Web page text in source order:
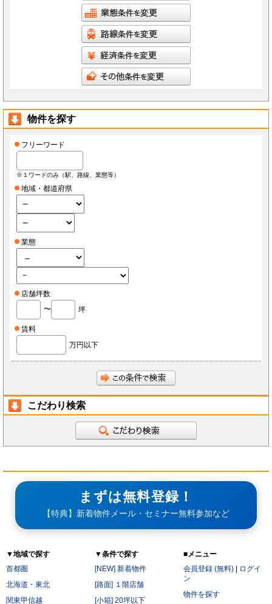
暴力団員(準構成員個人を含みます)、その他の反社会的団体の構成員等
公序良俗に反する行為をした者
犯罪歴がある者
過去に当社より会員登録を取り消されたことがある者
本規約に違反した者
前項の措置により会員が損害を被った場合でも、当社はその責任を負わないものとします。
会員は当社が書面で承認する場合を除き、会員としての地位をいかなる第三者にも譲渡でき
ないものとします。
会員は、当社へ報告した自らに関する情報に変更が生じた場合、当社が指定する方法で最新
の情報を当社へ報告するものとします。なお、本項の報告をしなかったことにより、会員が
損害を被った場合でも当社は責任を負わないものとします。
合、当社所定の手続きに従っておこなうものとします。
第3条（ID・パスワード）
会員は、会員登録時に当社もしくは当社の指定する本サービスに関するシステム導入会社
開示し、もしくは利用させてはならないものとします。
会員は、IDを善良なる管理者の注意義務をもって管理するものとし、紛失、喪失、盗難、誤
会員は、紛失、喪失、盗難、誤使用、不正使用等が発生した場合、もしくは第三者に知られ
た場合、またそのおそれがある場合、速やかに当社もしくは導入店にその旨を報告し、指示
の他店舗・事務所等の出退店に関する情報提供の目的で使用し、それ以外の目的で使用しま
イズ本部・家主等の利害関係者を除き、第三者に対して提供しないものとします。ただし、
裁判所・警察等の要請がある場合を除きます。
会員が個人情報の提供を拒んだ場合、本サービスを利用できないことがあります。
会員は、本サービスを通じて個人情報を取得した場合、自己の責任で個人情報保護に関する
法律を遵守するものとします。
第5条（秘密保持）
について秘密保持義務を負わないものとします。
前項にかかわらず、会員が秘密である旨を付して当社もしくは導入店へ開示し、当社もしく
は導入店がそれに同意した情報について、当社もしくは導入店は本サービスの運営に最低限
必要な会社、当社もしくは導入店の役員、従業員、関連会社、本サービスの再委託先、監査
会員は、当社もしくは導入店から秘密である旨を付して会員へ開示した情報を、会員の役
員、従業員、監査法人、税理士、弁護士を除く第三者へ開示漏洩しないことに同意します。
員は同意します。
開示された時点で既に公知の情報
開示された時点で被開示者が既に知っていた情報
開示された後、被開示者の責めによらず公知となった情報
被開示者が第三者より正当に得た情報
開示された情報と無関係に、被開示者が自ら開発、創作した情報
次の各号のいずれかに該当する場合には、当社が本サービスの提供を停止することがあります。
サービス提供用のシステムの保守または工事の都合上やむを得ない場合
火災・停電などによりサービスの提供ができないと当社が判断した場合
地震、噴火、洪水、津波などの天災、若しくは戦争、変乱、暴動、騒乱、労働争議等により
サービスの提供ができないと当社が判断した場合
した場合
第7条（禁止行為）
会員は以下の各号に該当する行為をおこなってはならないものとします。
他の会員に成りすまし、本サービスを利用する行為
二重に会員登録する行為
当社および他の会員に不利益を与える行為
本規約および法令に違反する行為
物件を探す
フリーワード
※１ワードのみ（駅、路線、業態等）
地域・都道府県
業態
店舗坪数
〜
坪
賃料
万円以下
こだわり検索
まずは無料登録！
【特典】新着物件メール・セミナー無料参加など
▼地域で探す
首都圏
北海道・東北
関東甲信越
▼条件で探す
[NEW] 新着物件
[路面] １階店舗
[小箱] 20坪以下
■メニュー
会員登録 (無料)
ログイ
ン
物件を探す